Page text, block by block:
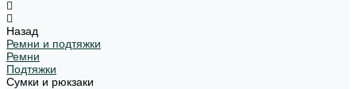
Назад
Ремни и подтяжки
Ремни
Подтяжки
Сумки и рюкзаки